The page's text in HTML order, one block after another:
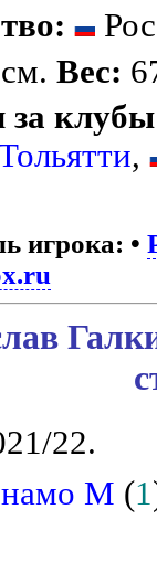
см.Вес:
за
,
игрока: •
22.
М (1